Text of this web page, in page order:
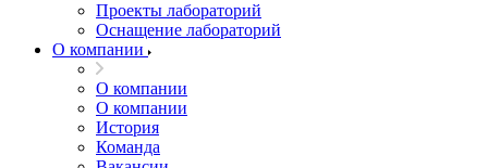
Проекты лабораторий
Оснащение лабораторий
О компании
О компании
О компании
История
Команда